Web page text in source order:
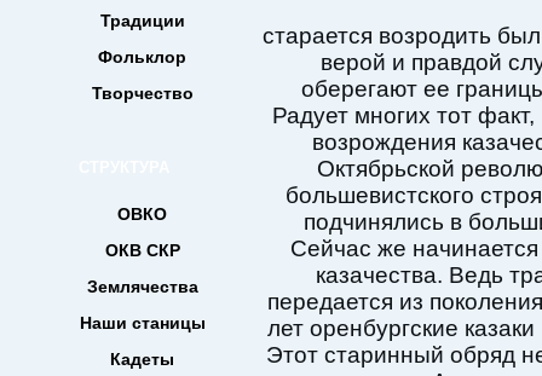
Традиции
Фольклор
Творчество
ОВКО
ОКВ СКР
Землячества
Наши станицы
Кадеты
старается возродить
верой и правдой
оберегают ее
Радует многих тот
возрождения
Октябрьской
большевистского
подчинялись в
Сейчас же
казачества. Ведь
передается из
лет оренбургские
Этот старинный обряд